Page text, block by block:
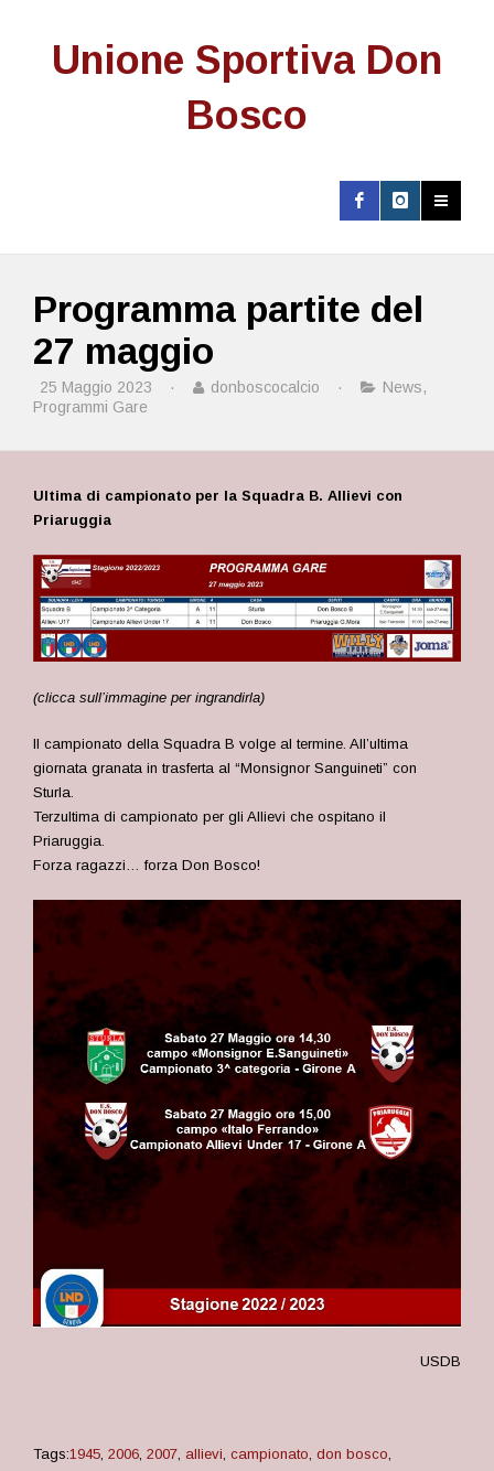
Unione Sportiva Don
Bosco
Programma partite del
27 maggio
25 Maggio 2023 · donboscocalcio · News,
Programmi Gare
Ultima di campionato per la Squadra B. Allievi con
Priaruggia
(clicca sull’immagine per ingrandirla)
Il campionato della Squadra B volge al termine. All’ultima
giornata granata in trasferta al “Monsignor Sanguineti” con
Sturla.
Terzultima di campionato per gli Allievi che ospitano il
Priaruggia.
Forza ragazzi… forza Don Bosco!
USDB
Tags:1945, 2006, 2007, allievi, campionato, don bosco,